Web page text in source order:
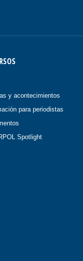
y acontecimientos
para periodistas
Spotlight